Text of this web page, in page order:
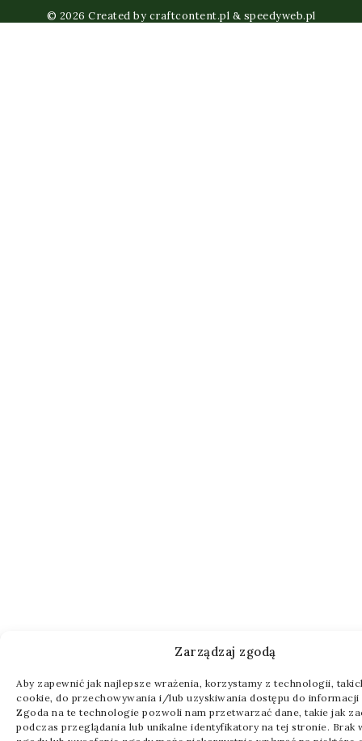
Zarządzaj zgodą
Aby zapewnić jak najlepsze wrażenia, korzystamy z technologii,
cookie, do przechowywania i/lub uzyskiwania dostępu do informacji
Zgoda na te technologie pozwoli nam przetwarzać dane, takie jak
podczas przeglądania lub unikalne identyfikatory na tej stronie. Brak
© 2026 Created by craftcontent.pl & speedyweb.pl